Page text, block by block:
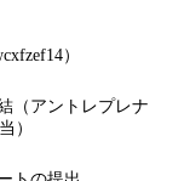
）
（アントレプレナ
）